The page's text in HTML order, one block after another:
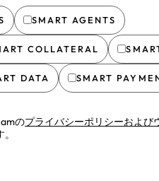
SMART AGENTS
COLLATERAL
DATA SMART
のプライバシーポリシーおよび